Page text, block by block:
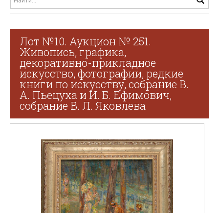
Лот №10. Аукцион № 251.
Живопись, графика,
декоративно-прикладное
искусство, фотографии, редкие
книги по искусству, собрание В.
А. Пьецуха и И. Б. Ефимович,
собрание В. Л. Яковлева